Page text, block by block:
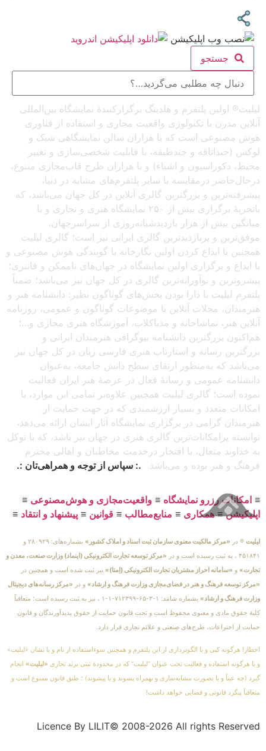
جستجو
لیلیت® اولین پلتفرم و هلدینگ برگزارکنندهٔ نمایشگاه بین‌المللی
آنلاین مدرن با تکنولوژی واقعیت مجازی و استفاده از فناوری
هوش مصنوعی است که با هزاران سالن نمایشگاهی شیک و
لوکس (چنداتاقه و چندطبقه، با قابلیت شخصی‌سازی و تغییر
محیط، دکوراسیون و اشیاء) و با هزاران طرح قاب‌مجازی متنوع،
درحال‌حاضر درمقایسه با سایر پلتفرم‌های مشابه در دنیا،
پیشرفته‌ترین و بزرگترین گالری آنلاین در کل جهان می‌باشد، که
باتجربهٔ برگزاری بیش از ۲۵۰ نمایشگاه هنری و تجاری و با
میانگین بیش از هزار بازدیدشبانه‌روزی از سراسرجهان،
موفق‌ترین و پربازدیدترین گالری ایرانی نیز است؛ گالری لیلیت
همچنین با ابداع کردن اولین نگارخانه با گویندگی هوش مصنوعی و
با ابداع و برگزاری اولین نمایشگاه در جهان‌های ناممکن و فانتزی؛
پیشروترین و نوآورانه‌ترین گالری در کل جهان نیز می‌باشد؛ ضمناً
پلتفرم لیلیت با دارا بودن بخش‌های گوناگون نظیر: دانشنامه هنر و
هنرمندان، مجلات آنلاین با موضوعات گوناگون و عمومی، روزنامه
آنلاین هنر، تماشاخانه و مدیاکلاب، آموزشگاه هنری مجازی و…؛
هم‌اکنون بزرگترین دانشنامه بیوگرافی هنرمندان ایرانی و
بزرگترین رسانه و استارتاپ هنری فارسی زبان در کل جهان نیز
می‌باشد که به‌منظور ارتقای سطح دانش جامعه، به‌عنوان
دانشنامه عمومی و رسانهٔ فعال در عرصهٔ هنر ایران فعالیت
نموده است؛ گالری لیلیت همچنین علاوه‌بر تمامی این موارد، با
امکانات متعدد و بسیار ارزشمندی که در جهت حمایت از
هنرمندان گرامی در برگزاری نمایشگاه آثار ایشان ارائه می‌دهد،
توانسته پرامکانات‌ترین گالری هنری در جهان نیز باشد، که با توکل
به خداوند متعال، با افتخار درخدمت مخاطبان و اهالی محترم
فرهنگ و هنر بوده و می‌باشد. .: سپاس از توجه و همراهی‌تان :.
≡ امکانات رزرو نمایشگاه ≡ واقعیت‌مجازی و هوش‌مصنوعی ≡
اپلیکیشن≡همکاری ≡ منابع‌مطالب ≡ قوانین ≡ پیشنهاد و انتقاد ≡
لیلیت ® در «مرکز مالکیت معنوی سازمان ثبت اسناد و املاک کشور»
بشماره‌های: ۲۸۰۹۲۹ و
۴۵۱۸۴۱ ، به ثبت رسیده است و در
«مرکز توسعه تجارت الکترونیکی (اینماد) وزارت صنعت، معدن و
تجارت» و «سامانه احراز مشتریان تجارت الکترونیکی (اِمتا)» نیز ثبت شده است و همچنین در
«مرکز توسعه فرهنگ و هنر در فضای‌مجازی وزارت فرهنگ و ارشاد» و در «مرکز رسانه‌های دیجیتال
وزارت فرهنگ و ارشاد»
بشماره شامَد: ۱-۳-۶۵-۷۱۲۳۹۹-۱-۱ ، نیز به ثبت رسیده است؛ متعاقباً
کلیهٔ حقوق مادی و معنوی محفوظ است و تحت قانون حمایت از حقوق پدیدآورندگان و قانون
حمایت از اختراعات، طرح‌های صنعتی و علائم تجاری قرار دارد.
اخطار! هرگونه کپی و یا الگوبرداری از این پلتفرم و همچنین سوءاستفاده از نام و یا نشان «لیلیت»
و یا هرگونه استفاده و فعالیت تحت عنوان “لیلیت” که در محدودهٔ ثبتی برند تجاری «لیلیت» انجام
گیرد (چه عیناً و یا بصورت مشابه‌سازی و بهمراه پسوند و یا پیشوند) ؛ طبق قانون ممنوع است و
متعاقباً پیگرد قانونی و قضایی خواهد داشت!
Licence By LILIT© 2008-2026 All rights Reserved